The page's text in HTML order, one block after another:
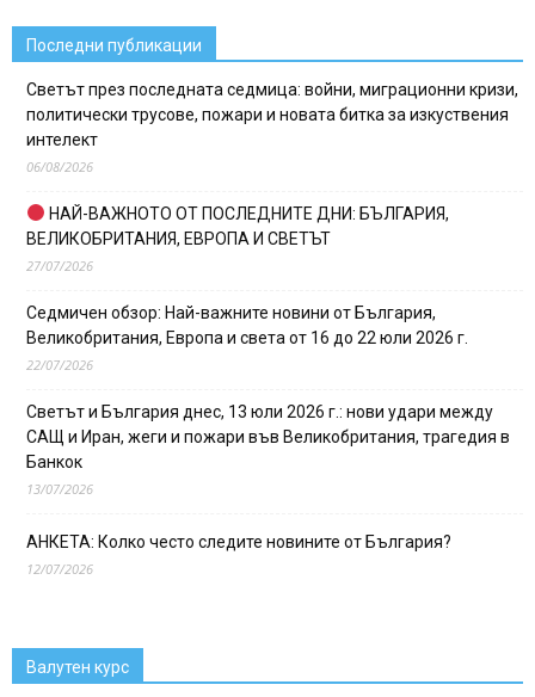
Последни публикации
Светът през последната седмица: войни, миграционни кризи,
политически трусове, пожари и новата битка за изкуствения
интелект
06/08/2026
НАЙ-ВАЖНОТО ОТ ПОСЛЕДНИТЕ ДНИ: БЪЛГАРИЯ,
ВЕЛИКОБРИТАНИЯ, ЕВРОПА И СВЕТЪТ
27/07/2026
Седмичен обзор: Най-важните новини от България,
Великобритания, Европа и света от 16 до 22 юли 2026 г.
22/07/2026
Светът и България днес, 13 юли 2026 г.: нови удари между
САЩ и Иран, жеги и пожари във Великобритания, трагедия в
Банкок
13/07/2026
АНКЕТА: Колко често следите новините от България?
12/07/2026
Валутен курс